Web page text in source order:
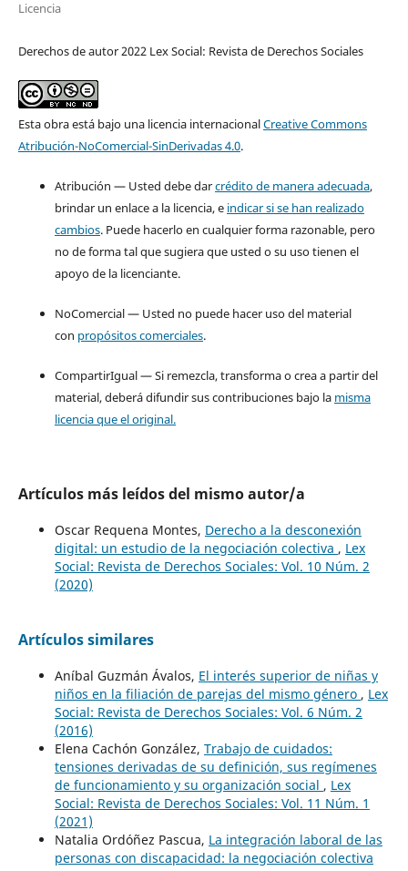
Licencia
Derechos de autor 2022 Lex Social: Revista de Derechos Sociales
Esta obra está bajo una licencia internacionalCreative Commons
Atribución-NoComercial-SinDerivadas 4.0.
Atribución — Usted debe darcrédito de manera adecuada,
brindar un enlace a la licencia, e indicar si se han realizado
cambios. Puede hacerlo en cualquier forma razonable, pero
no de forma tal que sugiera que usted o su uso tienen el
apoyo de la licenciante.
NoComercial — Usted no puede hacer uso del material
con propósitos comerciales.
CompartirIgual — Si remezcla, transforma o crea a partir del
material, deberá difundir sus contribuciones bajo la misma
licencia que el original.
Artículos más leídos del mismo autor/a
Oscar Requena Montes, Derecho a la desconexión
digital: un estudio de la negociación colectiva , Lex
Social: Revista de Derechos Sociales: Vol. 10 Núm. 2
(2020)
Artículos similares
Aníbal Guzmán Ávalos, El interés superior de niñas y
niños en la filiación de parejas del mismo género , Lex
Social: Revista de Derechos Sociales: Vol. 6 Núm. 2
(2016)
Elena Cachón González, Trabajo de cuidados:
tensiones derivadas de su definición, sus regímenes
de funcionamiento y su organización social , Lex
Social: Revista de Derechos Sociales: Vol. 11 Núm. 1
(2021)
Natalia Ordóñez Pascua, La integración laboral de las
personas con discapacidad: la negociación colectiva